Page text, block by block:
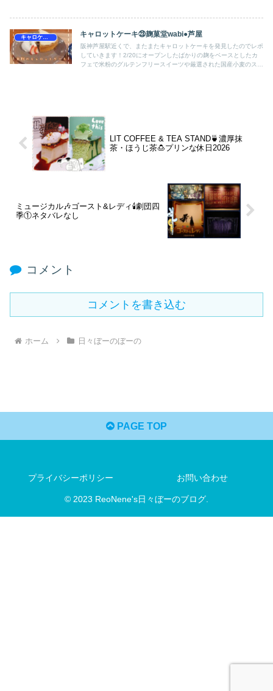
キャロケ兵庫 キャロットケーキ㉓麹菓堂wabi●芦屋
阪神芦屋駅近くで、またまたキャロットケーキを発見したのでレポ
していきます！2/20にオープンしたばかりの麹をベースとしたカ
フェで米粉のグルテンフリースイーツや厳選された国産小麦のスイ
LIT COFFEE & TEA STAND🍵濃厚抹
茶・ほうじ茶🍮プリンな休日2026
ミュージカル🎶ゴースト&レディ🕯劇団四
季①ネタバレなし
コメント
コメントを書き込む
ホーム 日々ぼーのぼーの
PAGE TOP
プライバシーポリシー お問い合わせ
© 2023 ReoNene's日々ぼーのブログ.